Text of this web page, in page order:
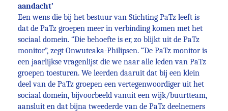
aandacht’
Een wens die bij het bestuur van Stichting PaTz leeft is
dat de PaTz groepen meer in verbinding komen met het
sociaal domein. “Die behoefte is er, zo blijkt uit de PaTz
monitor”, zegt Onwuteaka-Philipsen. “De PaTz monitor is
een jaarlijkse vragenlijst die we naar alle leden van PaTz
groepen toesturen. We leerden daaruit dat bij een klein
deel van de PaTz groepen een vertegenwoordiger uit het
sociaal domein, bijvoorbeeld vanuit een wijk/buurtteam,
aansluit en dat bijna tweederde van de PaTz deelnemers